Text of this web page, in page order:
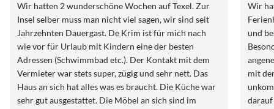
Wir hatten 2 wunderschöne Wochen auf Texel. Zur
Insel selber muss man nicht viel sagen, wir sind seit
Jahrzehnten Dauergast. De Krim ist für mich nach
wie vor für Urlaub mit Kindern eine der besten
Adressen (Schwimmbad etc.). Der Kontakt mit dem
Vermieter war stets super, zügig und sehr nett. Das
Haus an sich hat alles was es braucht. Die Küche war
sehr gut ausgestattet. Die Möbel an sich sind im
Wir
und
mit